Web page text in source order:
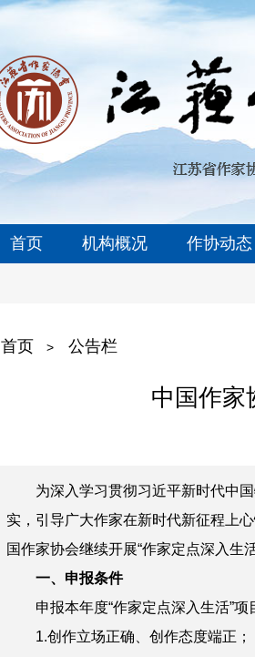
首页 机构概况 作协动态
首页 > 公告栏
中国作家
为深入学习贯彻习近平新时代中
实，引导广大作家在新时代新征程上
国作家协会继续开展“作家定点深入生
一、申报条件
申报本年度“作家定点深入生活”项
1.创作立场正确、创作态度端正；